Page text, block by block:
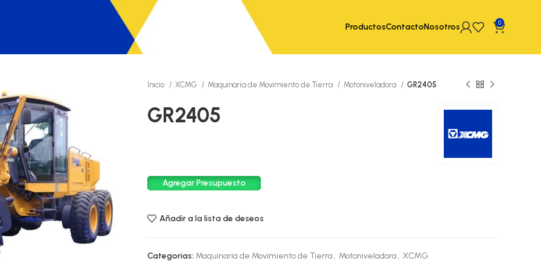
ProductosContactoNosotros 0
Inicio XCMG Maquinaria de Movimiento de Tierra Motoniveladora GR2405
GR2405
Agregar Presupuesto
Añadir a la lista de deseos
Categorías: Maquinaria de Movimiento de Tierra , Motoniveladora , XCMG